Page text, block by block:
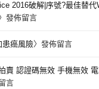
2016破解|序號?最佳替
發佈留言
患癌風險〉發佈留言
賣 認證碼無效 手機無效
言